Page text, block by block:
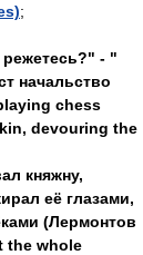
;
- "
начальство
chess
devouring the
княжну,
её глазами,
(Лермонтов
the whole